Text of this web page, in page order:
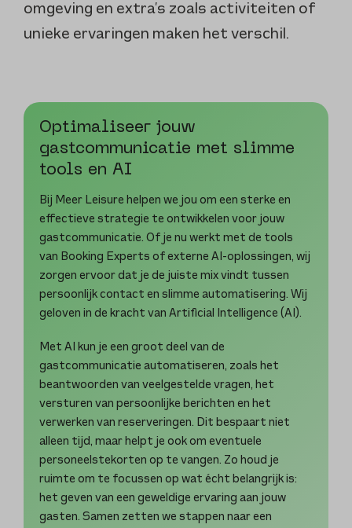
omgeving en extra’s zoals activiteiten of
unieke ervaringen maken het verschil.
Optimaliseer jouw
gastcommunicatie met slimme
tools en AI
Bij Meer Leisure helpen we jou om een sterke en
effectieve strategie te ontwikkelen voor jouw
gastcommunicatie. Of je nu werkt met de tools
van Booking Experts of externe AI-oplossingen, wij
zorgen ervoor dat je de juiste mix vindt tussen
persoonlijk contact en slimme automatisering. Wij
geloven in de kracht van Artificial Intelligence (AI).
Met AI kun je een groot deel van de
gastcommunicatie automatiseren, zoals het
beantwoorden van veelgestelde vragen, het
versturen van persoonlijke berichten en het
verwerken van reserveringen. Dit bespaart niet
alleen tijd, maar helpt je ook om eventuele
personeelstekorten op te vangen. Zo houd je
ruimte om te focussen op wat écht belangrijk is:
het geven van een geweldige ervaring aan jouw
gasten. Samen zetten we stappen naar een